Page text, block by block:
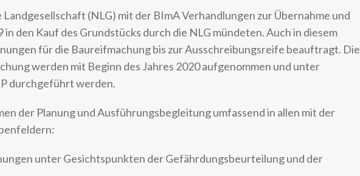
(NLG) mit der BImA Verhandlungen zur Übernahme und
in den Kauf des Grundstücks durch die NLG mündeten. Auch in diesem
für die Baureifmachung bis zur Ausschreibungsreife beauftragt. Die
werden mit Beginn des Jahres 2020 aufgenommen und unter
durchgeführt werden.
der Planung und Ausführungsbegleitung umfassend in allen mit der
unter Gesichtspunkten der Gefährdungsbeurteilung und der